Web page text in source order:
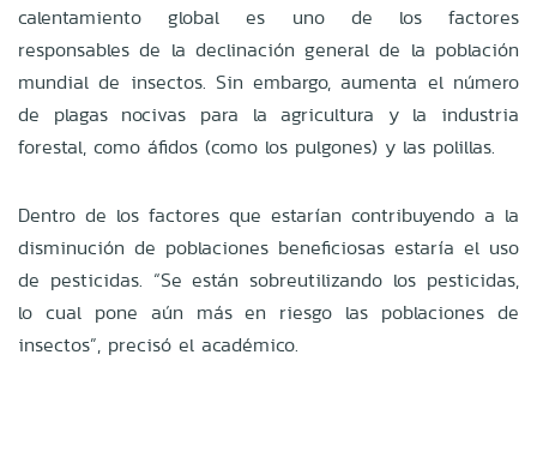
calentamiento global es uno de los factores
responsables de la declinación general de la población
mundial de insectos. Sin embargo, aumenta el número
de plagas nocivas para la agricultura y la industria
forestal, como áfidos (como los pulgones) y las polillas.
Dentro de los factores que estarían contribuyendo a la
disminución de poblaciones beneficiosas estaría el uso
de pesticidas. “Se están sobreutilizando los pesticidas,
lo cual pone aún más en riesgo las poblaciones de
insectos”, precisó el académico.